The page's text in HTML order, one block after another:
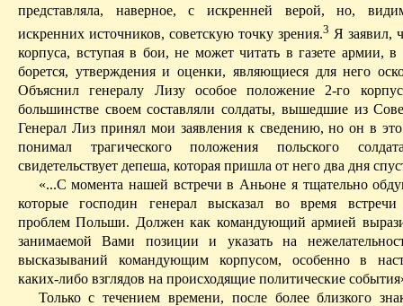
представляла, наверное, с искренней верой, но,
искренних источников, советскую точку зрения.3 Я заявил,
корпуса, вступая в бои, не может читать в газете армии, в
борется, утверждения и оценки, являющиеся для него
Объяснил генералу Лизу особое положение 2-го
большинстве своем составляли солдаты, вышедшие из
Генерал Лиз принял мои заявления к сведению, но он в
понимал трагического положения польского
свидетельствует депеша, которая пришла от него два дня
«...С момента нашей встречи в Аньоне я тщательно
которые господин генерал высказал во время встречи
проблем Польши. Должен как командующий армией
занимаемой Вами позиции и указать на
высказываний командующим корпусом, особенно в
каких-либо взглядов на происходящие политические
Только с течением времени, после более близкого